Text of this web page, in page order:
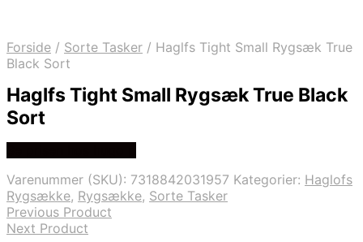
Forside / Sorte Tasker / Haglfs Tight Small Rygsæk True
Black Sort
Haglfs Tight Small Rygsæk True Black
Sort
Varenummer (SKU): 7318842031957 Kategorier: Haglofs
Rygsække, Rygsække, Sorte Tasker
Previous Product
Next Product